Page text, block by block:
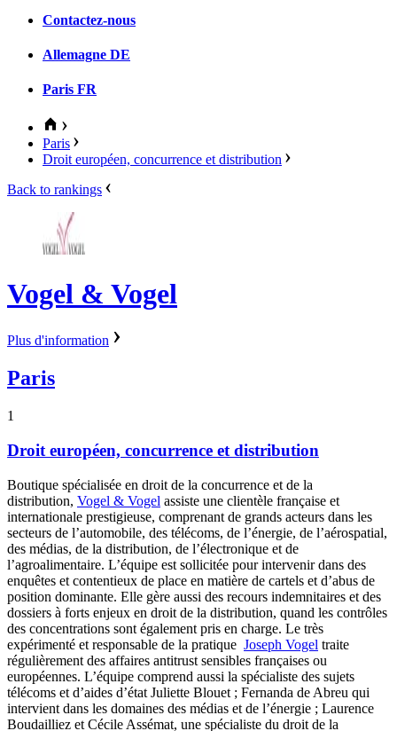
Contactez-nous
Allemagne DE
Paris FR
Paris
Droit européen, concurrence et distribution
Back to rankings
Vogel & Vogel
Plus d'information
Paris
1
Droit européen, concurrence et distribution
Boutique spécialisée en droit de la concurrence et de la
distribution, Vogel & Vogel assiste une clientèle française et
internationale prestigieuse, comprenant de grands acteurs dans les
secteurs de l’automobile, des télécoms, de l’énergie, de l’aérospatial,
des médias, de la distribution, de l’électronique et de
l’agroalimentaire. L’équipe est sollicitée pour intervenir dans des
enquêtes et contentieux de place en matière de cartels et d’abus de
position dominante. Elle gère aussi des recours indemnitaires et des
dossiers à forts enjeux en droit de la distribution, quand les contrôles
des concentrations sont également pris en charge. Le très
expérimenté et responsable de la pratique Joseph Vogel traite
régulièrement des affaires antitrust sensibles françaises ou
européennes. L’équipe comprend aussi la spécialiste des sujets
télécoms et d’aides d’état Juliette Blouet ; Fernanda de Abreu qui
intervient dans les domaines des médias et de l’énergie ; Laurence
Boudailliez et Cécile Assémat, une spécialiste du droit de la